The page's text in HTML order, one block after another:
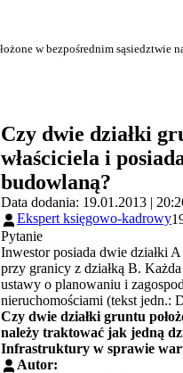
w bezpośrednim sąsiedztwie
Czy dwie działki
właściciela i
budowlaną?
Data dodania: 19.01.2013 |
Ekspert księgowo-kadrowy
Pytanie
Inwestor posiada dwie działki
przy granicy z działką B.
ustawy o planowaniu i
nieruchomościami (tekst jedn.:
Czy dwie działki gruntu
należy traktować jak jedną
Infrastruktury w sprawie
Autor: